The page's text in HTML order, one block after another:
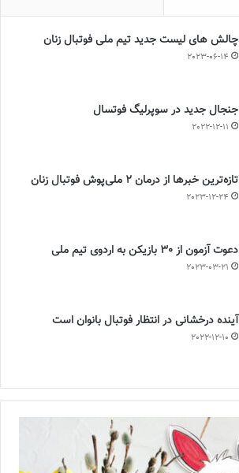
چالش هاى ليست جدید تيم ملى فوتبال زنان
2023-06-14
جنجال جدید در سوپرلیگ فوتسال
2022-12-11
تازه‌ترین خبرها از درمان ۲ ملی‌پوش فوتبال زنان
2023-12-24
دعوت آزمون از 30 بازیکن به اردوی تیم ملی
2023-03-21
آینده درخشانی در انتظار فوتبال بانوان است
2022-12-10